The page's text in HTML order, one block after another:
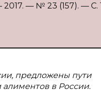
— № 23 (157). — С.
предложены пути
в России.